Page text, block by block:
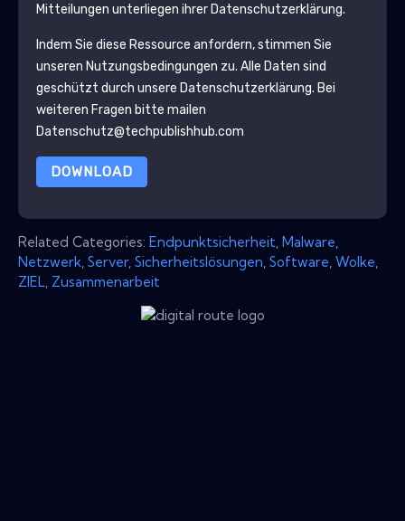
Mitteilungen unterliegen ihrer Datenschutzerklärung.
Indem Sie diese Ressource anfordern, stimmen Sie
unseren Nutzungsbedingungen zu. Alle Daten sind
geschützt durch unsere Datenschutzerklärung. Bei
weiteren Fragen bitte mailen
Datenschutz@techpublishhub.com
DOWNLOAD
Related Categories: Endpunktsicherheit Malware
Netzwerk Server, Sicherheitslösungen Software Wolke
ZIEL Zusammenarbeit